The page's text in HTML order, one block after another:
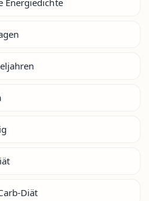
Diät